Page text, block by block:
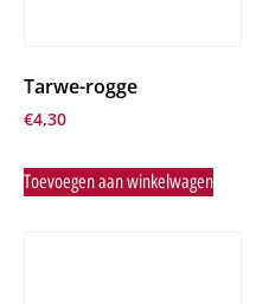
Tarwe-rogge
€4,30
Toevoegen aan winkelwagen